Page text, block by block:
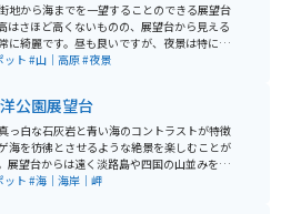
地から海までを一望することのできる展望台
はさほど高くないものの、展望台から見える
に綺麗です。昼も良いですが、夜景は特に素
色を見ることができます。ロープウェイから
ット#山｜高原#夜景
公園展望台
っ白な石灰岩と青い海のコントラストが特徴
海を彷彿とさせるような絶景を楽しむことが
展望台からは遠く淡路島や四国の山並みを一
な気分を味わうことが可能です。 公園内で
ット#海｜海岸｜岬